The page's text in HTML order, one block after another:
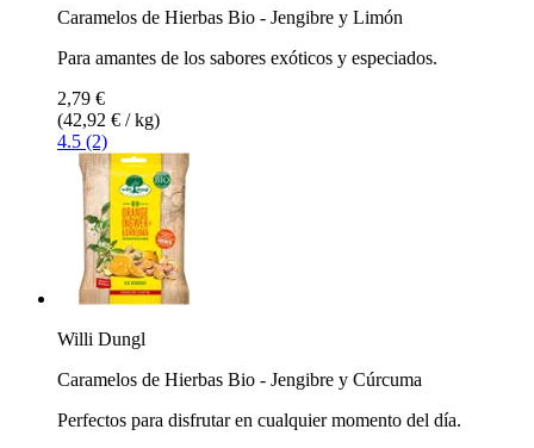
Caramelos de Hierbas Bio - Jengibre y Limón
Para amantes de los sabores exóticos y especiados.
2,79 €
(42,92 € / kg)
4.5 (2)
Willi Dungl
Caramelos de Hierbas Bio - Jengibre y Cúrcuma
Perfectos para disfrutar en cualquier momento del día.